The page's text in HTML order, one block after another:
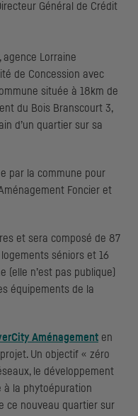
Général de Crédit
agence Lorraine
de Concession avec
située à 18km de
du Bois Branscourt 3,
d’un quartier sur sa
par la commune pour
Foncier et
et sera composé de 87
séniors et 16
(elle n’est pas publique)
équipements de la
Aménagement en
Un objectif « zéro
le développement
à la phytoépuration
ce nouveau quartier sur